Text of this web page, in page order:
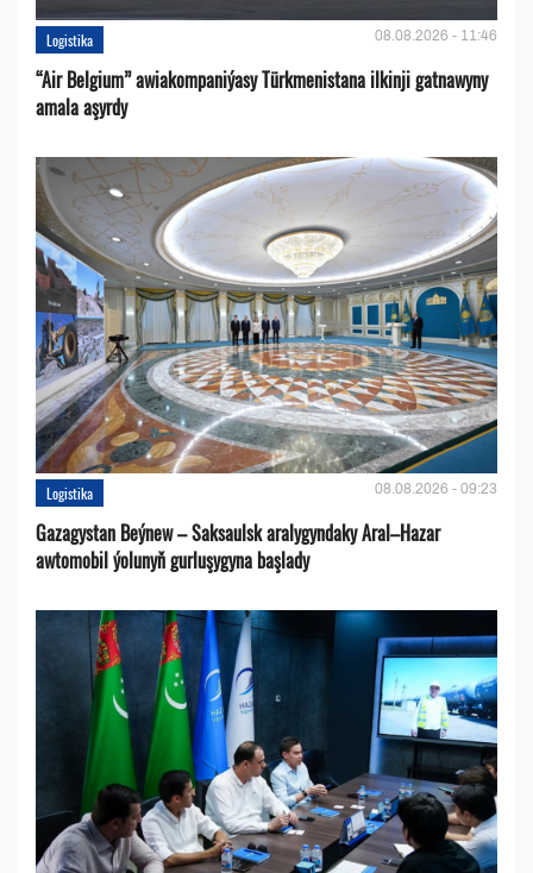
Logistika 08.08.2026 - 11:46
“Air Belgium” awiakompaniýasy Türkmenistana ilkinji gatnawyny
amala aşyrdy
Logistika 08.08.2026 - 09:23
Gazagystan Beýnew – Saksaulsk aralygyndaky Aral–Hazar
awtomobil ýolunyň gurluşygyna başlady